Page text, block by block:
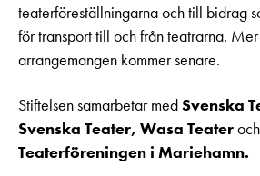
teaterföreställningarna och till bidrag
för transport till och från teatrarna.
arrangemangen kommer senare.
Stiftelsen samarbetar medSvenska
Svenska Teater, Wasa Teateroch
Teaterföreningen i Mariehamn.